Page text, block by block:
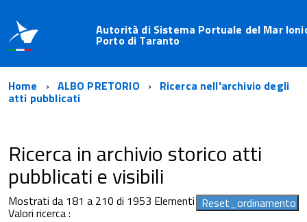
Autorità di Sistema Portuale del Mar
Porto di Taranto
Home ALBO PRETORIO Ricerca nell'archivio degli
atti pubblicati
Ricerca in archivio storico atti
pubblicati e visibili
Mostrati da 181 a 210 di 1953 Elementi
Valori ricerca :